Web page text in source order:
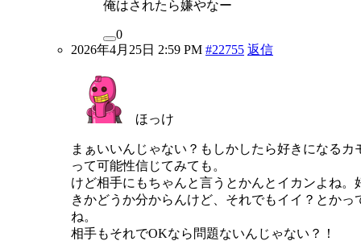
俺はされたら嫌やなー
0
2026年4月25日 2:59 PM #22755 返信
ほっけ
まぁいいんじゃない？もしかしたら好きになるカ
って可能性信じてみても。
けど相手にもちゃんと言うとかんとイカンよね。
きかどうか分からんけど、それでもイイ？とかっ
ね。
相手もそれでOKなら問題ないんじゃない？！